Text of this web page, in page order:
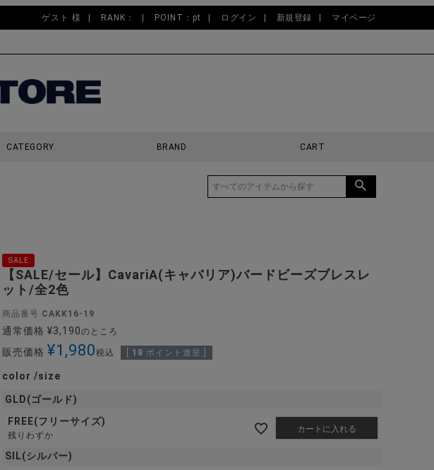
ゲスト 様 RANK： POINT：pt ログイン 新規登録 マイページ
CATEGORY BRAND CART
SALE
【SALE/セール】CavariA(キャバリア)バードビーズブレスレ
ット/全2色
商品番号 CAKK16-19
通常価格 ¥3,190のところ
販売価格 ¥1,980税込 18 ポイント進呈 ]
color size
GLD(ゴールド)
FREE(フリーサイズ)
残りわずか
カートに入れる
SIL(シルバー)